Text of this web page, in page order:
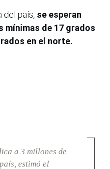
del país, se esperan
de 17 grados
en el norte.
a 3 millones de
estimó el